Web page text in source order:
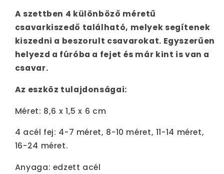
A szettben 4 különböző méretű
csavarkiszedő található, melyek segítenek
kiszedni a beszorult csavarokat. Egyszerűen
helyezd a fúróba a fejet és már kint is van a
csavar.
Az eszköz tulajdonságai:
Méret: 8,6 x 1,5 x 6 cm
4 acél fej: 4-7 méret, 8-10 méret, 11-14 méret,
16-24 méret.
Anyaga: edzett acél